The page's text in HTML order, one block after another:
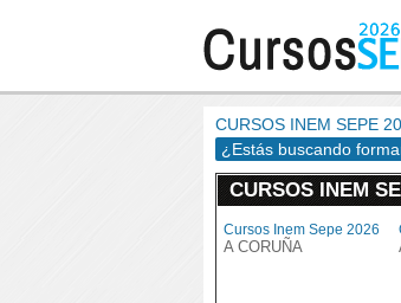
CURSOS INEM SEPE
¿Estás buscando
CURSOS INEM
Cursos Inem Sepe 2026
A CORUÑA